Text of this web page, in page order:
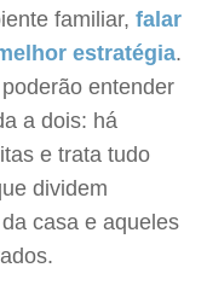
familiar,falar
estratégia.
entender
a dois: há
e trata tudo
dividem
casa e aqueles